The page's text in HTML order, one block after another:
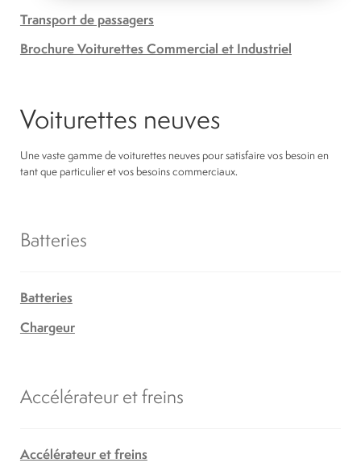
Transport de passagers
Brochure Voiturettes Commercial et Industriel
Voiturettes neuves
Une vaste gamme de voiturettes neuves pour satisfaire vos besoin en
tant que particulier et vos besoins commerciaux.
Batteries
Batteries
Chargeur
Accélérateur et freins
Accélérateur et freins